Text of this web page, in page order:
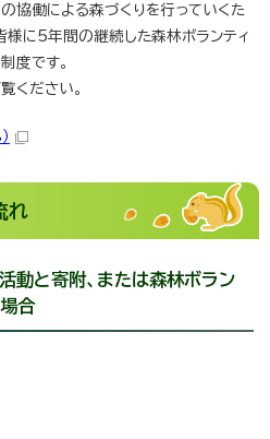
の協働による森づくりを行っていくた
様に5年間の継続した森林ボランティ
度です。
ください。
れ
動と寄附、または森林ボラン
合